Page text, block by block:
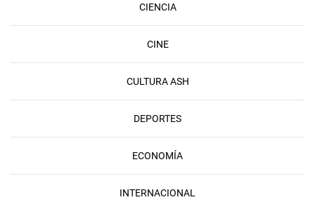
CIENCIA
CINE
CULTURA ASH
DEPORTES
ECONOMÍA
INTERNACIONAL